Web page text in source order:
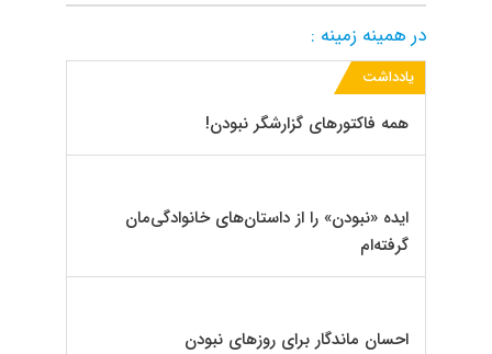
در همینه زمینه :
یادداشت
همه فاکتورهای گزارشگر نبودن!
ایده «نبودن» را از داستان‌های خانوادگی‌مان
گرفته‌ام
احسان ماندگار برای روزهای نبودن